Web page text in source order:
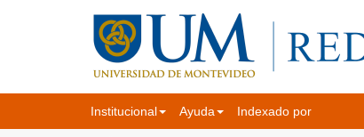
Institucional Ayuda Indexado por